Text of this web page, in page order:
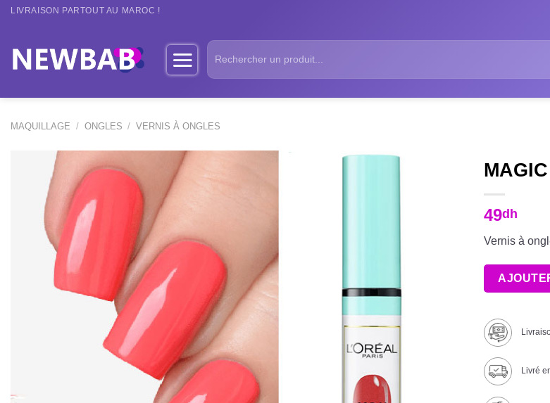
Passer
LIVRAISON PARTOUT AU MAROC !
Recherche
pour :
MAQUILLAGE / ONGLES / VERNIS À ONGLES
49dh
Vernis à
Livré